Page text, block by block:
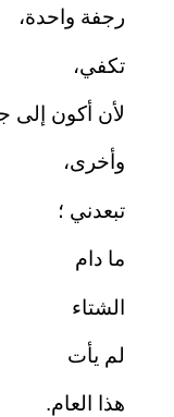
رجفة واحدة،
تكفي،
لأن أكون إلى
وأخرى،
تبعدني ؛
ما دام
الشتاء
لم يأت
هذا العام.